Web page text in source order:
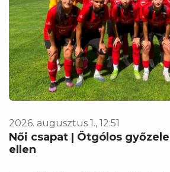
2026. augusztus 1., 12:51
Női csapat | Ötgólos
ellen